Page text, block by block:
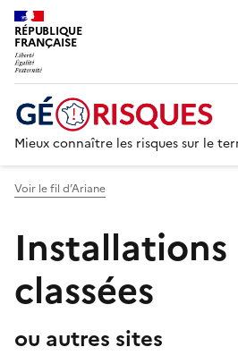
RÉPUBLIQUE
FRANÇAISE
Mieux connaître les risques sur le
Voir le fil d’Ariane
Installations
classées
ou autres sites